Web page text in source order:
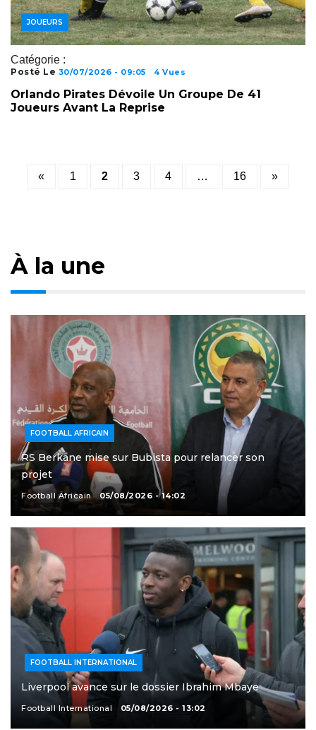
Catégorie :
JOUEURS
Posté Le 30/07/2026 - 09:05 4 Vues
Orlando Pirates Dévoile Un Groupe De 41
Joueurs Avant La Reprise
Posts
« 1 2 3 4 … 16 »
À la une
FOOTBALL AFRICAIN
RS Berkane mise sur Bubista pour relancer son
projet
Football Africain 05/08/2026 - 14:02
FOOTBALL INTERNATIONAL
Liverpool avance sur le dossier Ibrahim Mbaye
Football International 05/08/2026 - 13:02